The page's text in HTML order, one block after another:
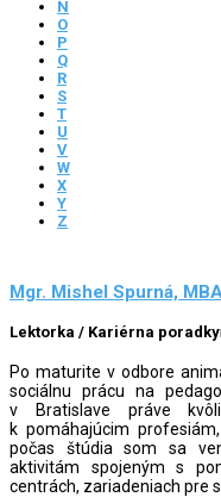
N
O
P
Q
R
S
T
U
V
W
X
Y
Z
Mgr. Mishel Spurná,
Lektorka / Kariérna
Po maturite v odbore
sociálnu prácu na
v Bratislave práve
k pomáhajúcim
počas štúdia som sa
aktivitám spojeným s
centrách, zariadeniach pre